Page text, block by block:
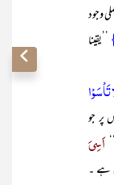
وجود
’’یقینا
پر جو
اَسِیَ
ہے ۔